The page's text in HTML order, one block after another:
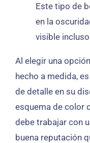
Este tipo de
en la
visible
Al elegir una
hecho a medida,
de detalle en su
esquema de color
debe trabajar con
buena reputación